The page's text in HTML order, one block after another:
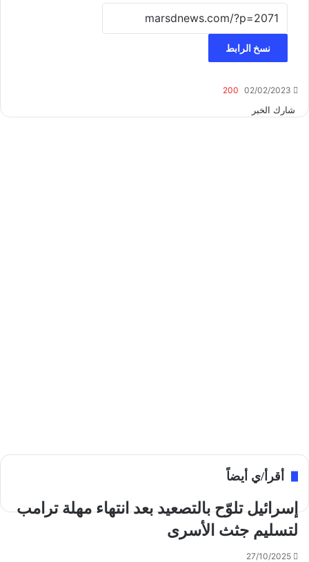
نسخ الرابط
02/02/2023
200
شارك الخبر
أقرأ/ي أيضاً
إسرائيل تلوّح بالتصعيد بعد انتهاء مهلة ترامب
لتسليم جثث الأسرى
27/10/2025